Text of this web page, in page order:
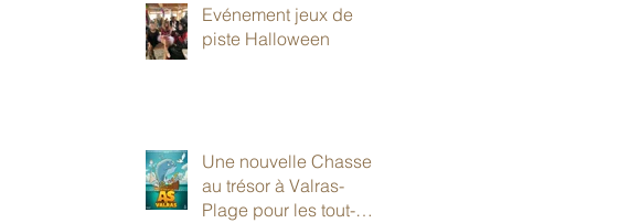
Evénement jeux de
piste Halloween
Une nouvelle Chasse
au trésor à Valras-
Plage pour les tout-